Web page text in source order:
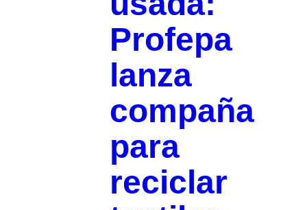
Profepa
lanza
compaña
para
reciclar